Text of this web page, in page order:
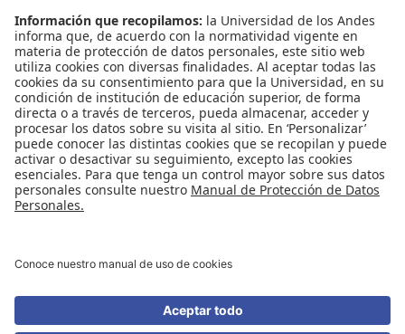
Contáctenos
Biblioguías
Preguntas frecuentes
Capacitación
Directrices
Entretenimiento
Compra de libros y material audiovisual